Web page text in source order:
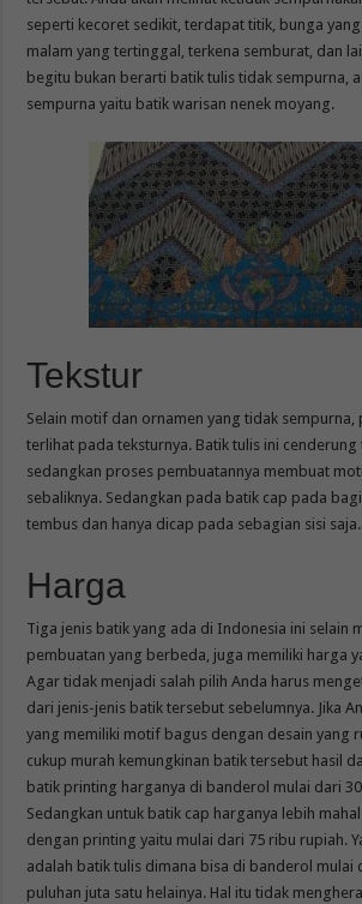
seperti kecoret sedikit, terdapat titik, bunga
malam yang tertinggal, terkena semburat, dan
begitu bukan berarti batik tulis tidak sempurna,
sempurna yaitu batik warisan nenek moyang.
Tekstur
Selain motif dan ornamen yang tidak sempurna,
terlihat pada teksturnya. Batik tulis ini
sedangkan proses pembuatannya membuat
sebaliknya. Sedangkan pada batik cap pada
tembus dan hanya dicap pada sebagian sisi saja.
Harga
Tiga jenis batik yang ada di Indonesia ini selain
pembuatan yang berbeda, juga memiliki harga
Agar tidak menjadi salah pilih Anda harus
dari jenis-jenis batik tersebut sebelumnya. Jika
yang memiliki motif bagus dengan desain yang
cukup murah kemungkinan batik tersebut hasil
batik printing harganya di banderol mulai dari
Sedangkan untuk batik cap harganya lebih
dengan printing yaitu mulai dari 75 ribu rupiah.
adalah batik tulis dimana bisa di banderol mulai
puluhan juta satu helainya. Hal itu tidak